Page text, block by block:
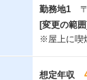
勤務地1
[変更の範囲]
※屋上に喫
想定年収